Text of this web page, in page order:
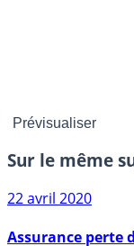
Sur le même
22 avril 2020